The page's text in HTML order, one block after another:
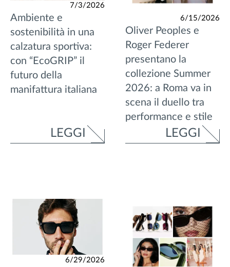
7/3/2026
Ambiente e
sostenibilità in una
calzatura sportiva:
con “EcoGRIP” il
futuro della
manifattura italiana
LEGGI
6/15/2026
Oliver Peoples e
Roger Federer
presentano la
collezione Summer
2026: a Roma va in
scena il duello tra
performance e stile
LEGGI
6/29/2026